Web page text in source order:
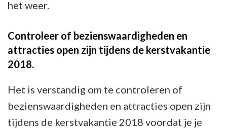
het weer.
Controleer of bezienswaardigheden en
attracties open zijn tijdens de kerstvakantie
2018.
Het is verstandig om te controleren of
bezienswaardigheden en attracties open zijn
tijdens de kerstvakantie 2018 voordat je je